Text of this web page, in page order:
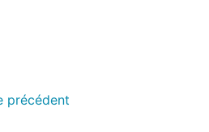
précédent